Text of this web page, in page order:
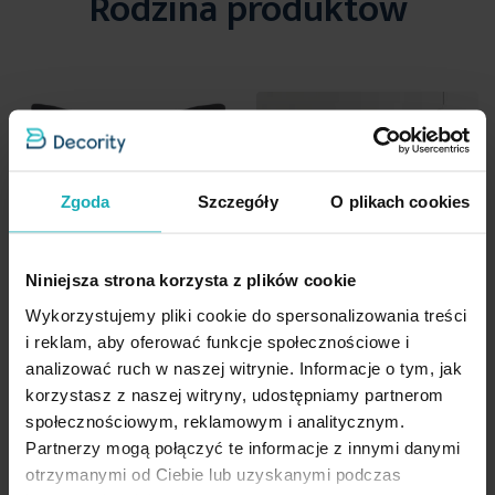
Zgoda Szczegóły O plikach cookies
Niniejsza strona korzysta z plików cookie
Wykorzystujemy pliki cookie do spersonalizowania treści
i reklam, aby oferować funkcje społecznościowe i
analizować ruch w naszej witrynie. Informacje o tym, jak
korzystasz z naszej witryny, udostępniamy partnerom
społecznościowym, reklamowym i analitycznym.
Partnerzy mogą połączyć te informacje z innymi danymi
otrzymanymi od Ciebie lub uzyskanymi podczas
Rodzaj tkaniny
poliestrowe
Jednostka miary
szt.
Tolerancja rozmiaru
3%
Pobierz instrukcję użytkowania i bezpieczeństwa produktu
wygląda idealnie apikowania nie snują się.
mikrowłókno
Wymiary: 200x220 cm
Skład: 100% poliester
Gramatura tkaniny: 260+120+65 gr/m2
Temperatura prasowania: 110°C
Producent:Eurofirany
Suszyć w niskiej temperaturze
Prasować w temperaturze do 110 stopni Celsjusza
Nie można wybielać i chlorować
Nie suszyć w suszarce bębnowej
Poszewka na poduszkę 45x45
cm o strukturze lnu pikowana
metodą hot press w wzór
jodełki grafitowa LEN
Narzuta z tkaniny o strukturze
lnu grafitowa 220x240 cm
pikowana w wzór jodełki LEN 3